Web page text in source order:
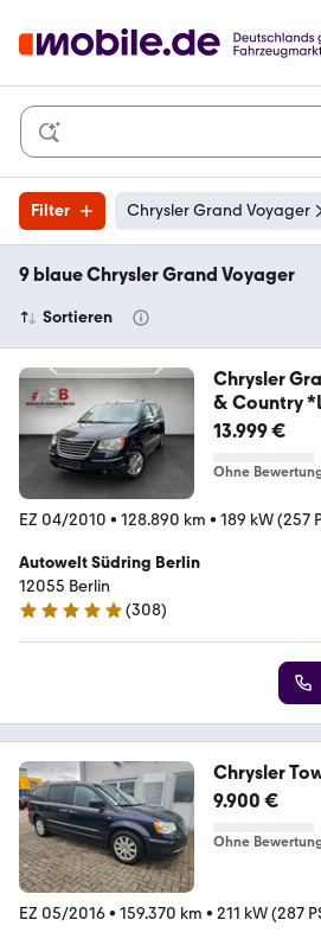
Filter Chrysler Grand Voyager
9 blaue Chrysler Grand Voyager
Sortieren
Chrysler
& Country
13.999 €
Ohne
EZ 04/2010 • 128.890 km • 189 kW (257
Autowelt Südring Berlin
12055 Berlin
4.9 Sterne
(308)
Chrysler
9.900 €
Ohne
EZ 05/2016• 159.370 km • 211 kW (287